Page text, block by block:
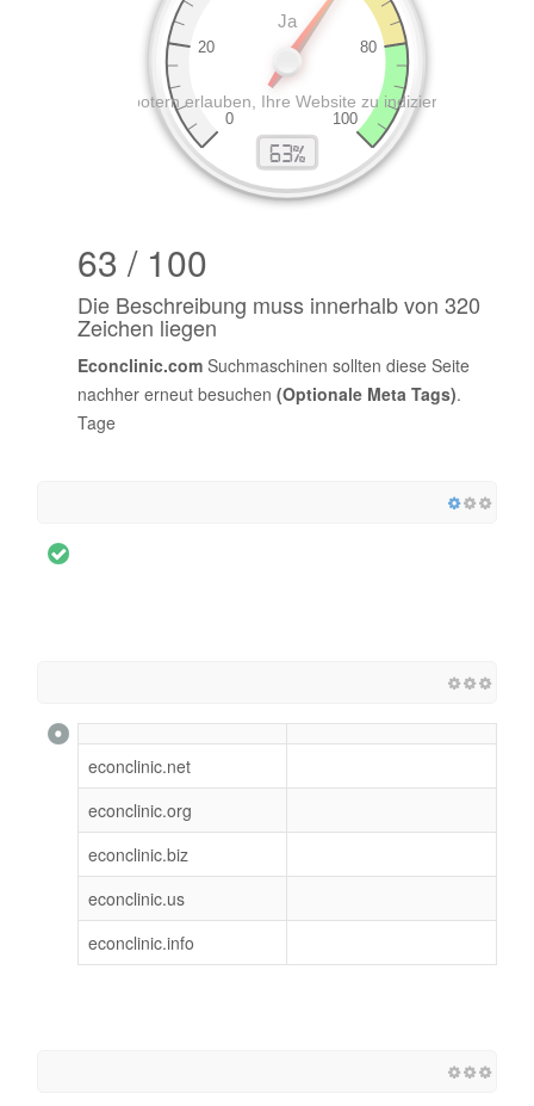
63 / 100
Die Beschreibung muss innerhalb von 320
Zeichen liegen
Econclinic.com Suchmaschinen sollten diese Seite
nachher erneut besuchen (Optionale Meta Tags).
Tage
econclinic.net
econclinic.org
econclinic.biz
econclinic.us
econclinic.info